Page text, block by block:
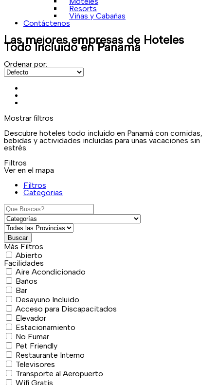
Resorts
Viñas y Cabañas
Contáctenos
Las mejores empresas de Hoteles
Todo Incluidoen Panamá
Ordenar por:
Mostrar filtros
Descubre hoteles todo incluido en Panamá con comidas,
bebidas y actividades incluidas para unas vacaciones sin
estrés.
Filtros
Ver en el mapa
Filtros
Categorias
Buscar
Más Filtros
Abierto
Facilidades
Aire Acondicionado
Baños
Bar
Desayuno Incluido
Acceso para Discapacitados
Elevador
Estacionamiento
No Fumar
Pet Friendly
Restaurante Interno
Televisores
Transporte al Aeropuerto
Wifi Gratis